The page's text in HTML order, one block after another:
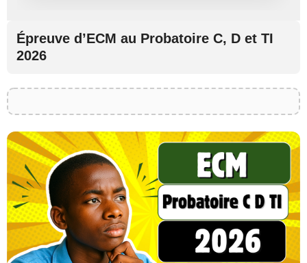
Épreuve d’ECM au Probatoire C, D et TI
2026